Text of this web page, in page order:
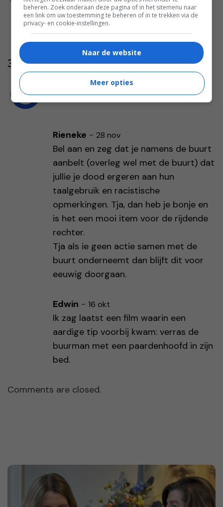
3 reacties
Margreet-25 apr
Wijkagent informeren, overleggen.
Rieneke - 28 nov
Bel aan en zeg dat je namens de buurt
aanbelt (overleg wel met de buurt) dat
jullie je dood ergeren aan hun
taalgebruik en racistische
opmerkingen. Tja, dan heb je bonje en
is het een mooi item voor de rijdende
rechter.
Tja als ie geen actie samen met de
buurt onderneemt dan blijft dit voor
eeuwig doorgaan.
Edwin - 16 okt
Ik zag laatst een film waarin een
aardige tip voorbij kwam: verras de
buurman met een paardenhoofd in zijn
bed.
Comments are closed.
beheren. Zoek onderaan deze pagina of in het sitemenu naar
een link om uw toestemming te beheren of in te trekken via de
privacy- en cookie-instellingen.
Naar de website
Meer opties